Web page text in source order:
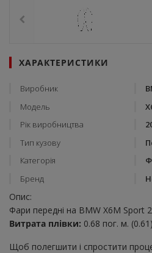
ХАРАКТЕРИСТИКИ
Виробник
Модель
Рік виробництва
Тип кузову
Категорія
Бренд
Опис:
Фари передні на BMW X6M Sport
Витрата плівки: 0.68 пог. м. (0.61)
Щоб полегшити і спростити